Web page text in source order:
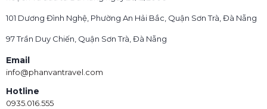
101 Dương Đình Nghệ, Phường An Hải Bắc, Quận Sơn Trà, Đà Nẵng
97 Trần Duy Chiến, Quận Sơn Trà, Đà Nẵng
Email
info@phanvantravel.com
Hotline
0935.016.555